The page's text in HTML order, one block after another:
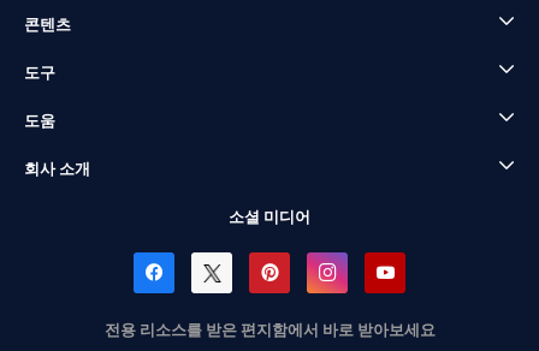
콘텐츠
도구
도움
회사 소개
소셜 미디어
전용 리소스를 받은 편지함에서 바로 받아보세요